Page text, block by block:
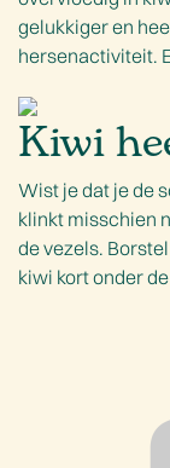
gelukkiger en
hersenactiviteit.
Kiwi
Wist je dat je de
klinkt misschien
de vezels.
kiwi kort onder